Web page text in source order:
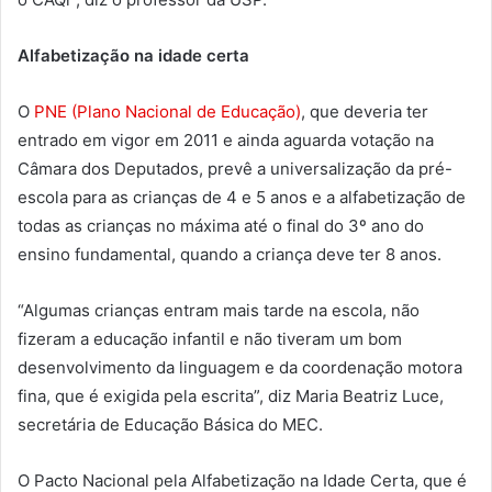
Alfabetização na idade certa
O PNE (Plano Nacional de Educação), que deveria ter
entrado em vigor em 2011 e ainda aguarda votação na
Câmara dos Deputados, prevê a universalização da pré-
escola para as crianças de 4 e 5 anos e a alfabetização de
todas as crianças no máxima até o final do 3º ano do
ensino fundamental, quando a criança deve ter 8 anos.
“Algumas crianças entram mais tarde na escola, não
fizeram a educação infantil e não tiveram um bom
desenvolvimento da linguagem e da coordenação motora
fina, que é exigida pela escrita”, diz Maria Beatriz Luce,
secretária de Educação Básica do MEC.
O Pacto Nacional pela Alfabetização na Idade Certa, que é